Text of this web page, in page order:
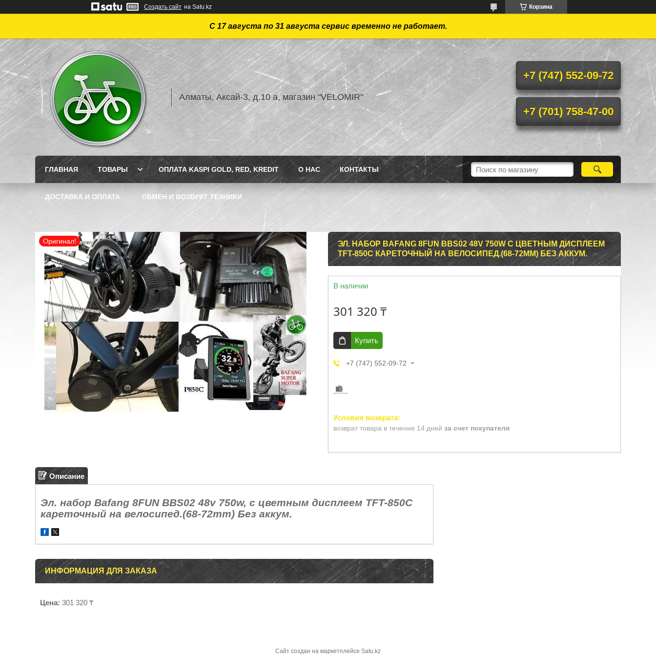
Создать сайт на Satu.kz Корзина
С 17 августа по 31 августа сервис временно не работает.
Алматы, Аксай-3, д.10 а, магазин "VELOMIR"
+7 (747) 552-09-72
+7 (701) 758-47-00
ГЛАВНАЯ ТОВАРЫ ОПЛАТА KASPI GOLD, RED, KREDIT О НАС КОНТАКТЫ
ДОСТАВКА И ОПЛАТА. ОБМЕН И ВОЗВРАТ ТЕХНИКИ
Оригинал!
ЭЛ. НАБОР BAFANG 8FUN BBS02 48V 750W С ЦВЕТНЫМ ДИСПЛЕЕМ
TFT-850C КАРЕТОЧНЫЙ НА ВЕЛОСИПЕД.(68-72MM) БЕЗ АККУМ.
В наличии
301 320 ₸
Купить
+7 (747) 552-09-72
возврат товара в течение 14 дней за счет покупателя
Описание
Эл. набор Bafang 8FUN BBS02 48v 750w, с цветным дисплеем TFT-850C
кареточный на велосипед.(68-72mm) Без аккум.
ИНФОРМАЦИЯ ДЛЯ ЗАКАЗА
Цена: 301 320 ₸
Сайт создан на маркетплейсе Satu.kz